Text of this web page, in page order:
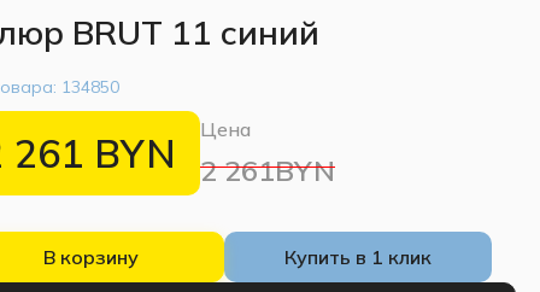
BRUT 11 синий
134850
261 BYN Цена
2 261BYN
В корзину Купить в 1 клик